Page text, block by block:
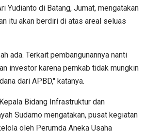
Yudianto di Batang, Jumat, mengatakan
itu akan berdiri di atas areal seluas
ada. Terkait pembangunannya nanti
investor karena pemkab tidak mungkin
dari APBD," katanya.
Bidang Infrastruktur dan
Sudarno mengatakan, pusat kegiatan
oleh Perumda Aneka Usaha